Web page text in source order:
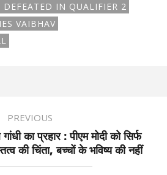
DEFEATED IN QUALIFIER 2
VAIBHAV
PREVIOUS
का प्रहार : पीएम मोदी को सिर्फ
की चिंता, बच्चों के भविष्य की नहीं